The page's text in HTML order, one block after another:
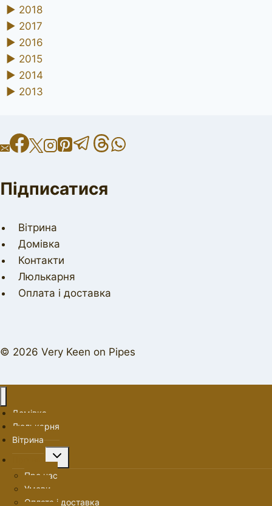
► 2018
► 2017
► 2016
► 2015
► 2014
► 2013
Підписатися
Вітрина
Домівка
Контакти
Люлькарня
Оплата і доставка
© 2026 Very Keen on Pipes
Домівка
Люлькарня
Вітрина
Перемкнути
меню
нащадка
Про нас
Умови
Оплата і доставка